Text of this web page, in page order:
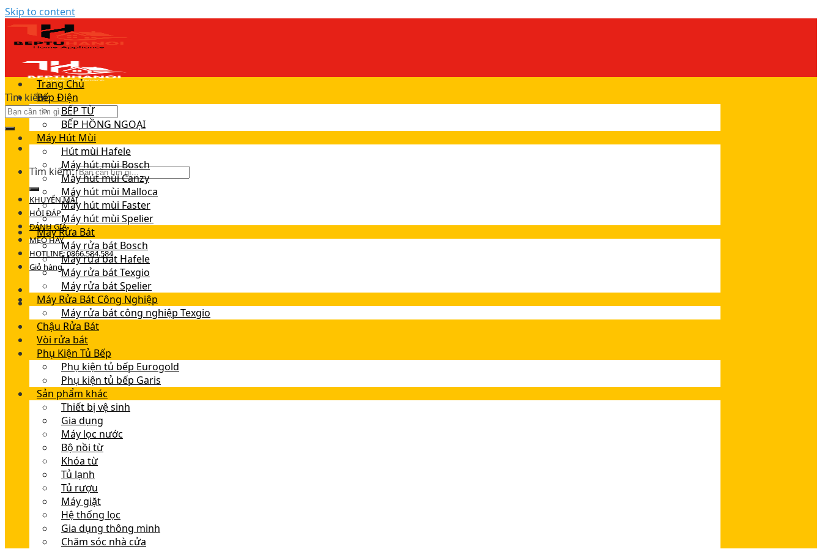
Skip to content
Tìm kiếm:
Tìm kiếm:
KHUYẾN MÃI
HỎI ĐÁP
ĐÁNH GIÁ
MẸO HAY
HOTLINE: 0866.584.584
Giỏ hàng
Trang Chủ
Bếp Điện
BẾP TỪ
BẾP HỒNG NGOẠI
Máy Hút Mùi
Hút mùi Hafele
Máy hút mùi Bosch
Máy hút mùi Canzy
Máy hút mùi Malloca
Máy hút mùi Faster
Máy hút mùi Spelier
Máy Rửa Bát
Máy rửa bát Bosch
Máy rửa bát Hafele
Máy rửa bát Texgio
Máy rửa bát Spelier
Máy Rửa Bát Công Nghiệp
Máy rửa bát công nghiệp Texgio
Chậu Rửa Bát
Vòi rửa bát
Phụ Kiện Tủ Bếp
Phụ kiện tủ bếp Eurogold
Phụ kiện tủ bếp Garis
Sản phẩm khác
Thiết bị vệ sinh
Gia dụng
Máy lọc nước
Bộ nồi từ
Khóa từ
Tủ lạnh
Tủ rượu
Máy giặt
Hệ thống lọc
Gia dụng thông minh
Chăm sóc nhà cửa